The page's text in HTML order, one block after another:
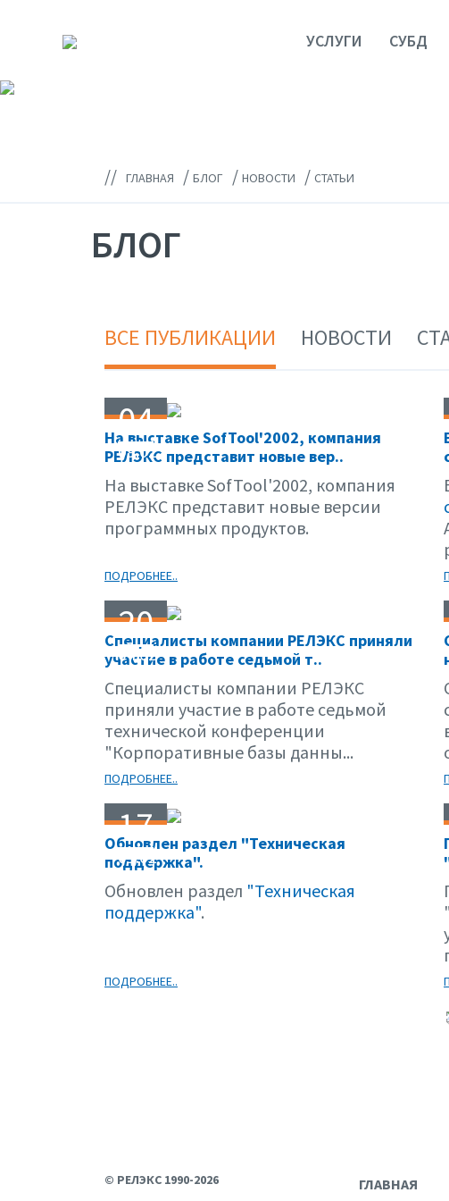
УСЛУГИ СУБД
// ГЛАВНАЯ / БЛОГ / НОВОСТИ / СТАТЬИ
БЛОГ
ВСЕ ПУБЛИКАЦИИ НОВОСТИ
04
09.02
На выставке SofTool'2002, компания
РЕЛЭКС представит новые вер..
На выставке SofTool'2002, компания
РЕЛЭКС представит новые версии
программных продуктов.
ПОДРОБНЕЕ..
20
04.02
Специалисты компании РЕЛЭКС приняли
участие в работе седьмой т..
Специалисты компании РЕЛЭКС
приняли участие в работе седьмой
технической конференции
"Корпоративные базы данны...
ПОДРОБНЕЕ..
17
01.02
Обновлен раздел "Техническая
поддержка".
Обновлен раздел "Техническая
поддержка".
ПОДРОБНЕЕ..
© РЕЛЭКС 1990-2026 ГЛАВНАЯ